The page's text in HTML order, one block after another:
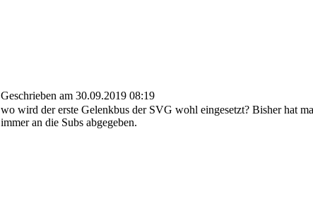
Geschrieben am 30.09.2019 08:19
wo wird der erste Gelenkbus der SVG wohl eingesetzt? Bisher hat
immer an die Subs abgegeben.